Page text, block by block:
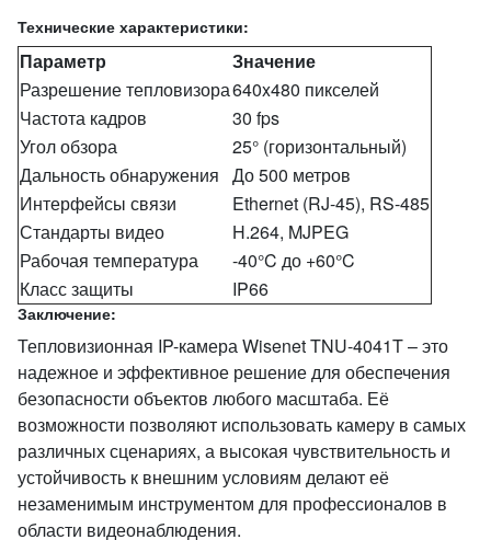
Технические характеристики:
Параметр
Значение
Разрешение тепловизора640x480 пикселей
Частота кадров
30 fps
Угол обзора
25° (горизонтальный)
Дальность обнаружения До 500 метров
Интерфейсы связи
Ethernet (RJ-45), RS-485
Стандарты видео
H.264, MJPEG
Рабочая температура
-40°C до +60°C
Класс защиты
IP66
Заключение:
Тепловизионная IP-камера Wisenet TNU-4041T – это
надежное и эффективное решение для обеспечения
безопасности объектов любого масштаба. Её
возможности позволяют использовать камеру в самых
различных сценариях, а высокая чувствительность и
устойчивость к внешним условиям делают её
незаменимым инструментом для профессионалов в
области видеонаблюдения.